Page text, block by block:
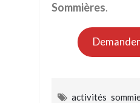
Sommières.
activités